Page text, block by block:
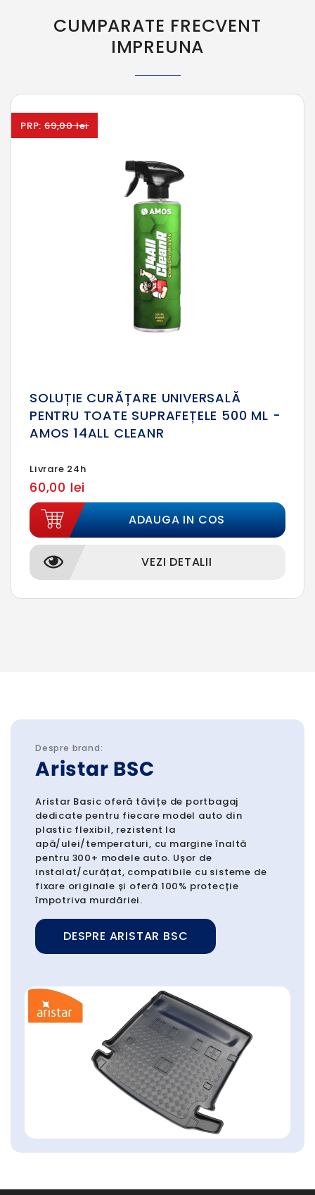
CUMPARATE FRECVENT
IMPREUNA
PRP: 69,00 lei
SOLUȚIE CURĂȚARE UNIVERSALĂ
PENTRU TOATE SUPRAFEȚELE 500 ML -
AMOS 14ALL CLEANR
Livrare 24h
60,00 lei
ADAUGA IN COS
VEZI DETALII
Despre brand:
Aristar BSC
Aristar Basic oferă tăvițe de portbagaj
dedicate pentru fiecare model auto din
plastic flexibil, rezistent la
apă/ulei/temperaturi, cu margine înaltă
pentru 300+ modele auto. Ușor de
instalat/curățat, compatibile cu sisteme de
fixare originale și oferă 100% protecție
împotriva murdăriei.
DESPRE ARISTAR BSC